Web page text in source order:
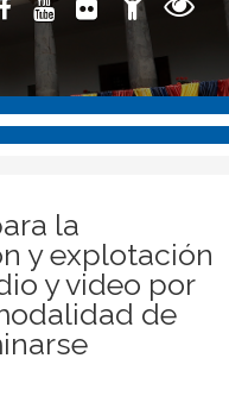
la
y explotación
y video por
de